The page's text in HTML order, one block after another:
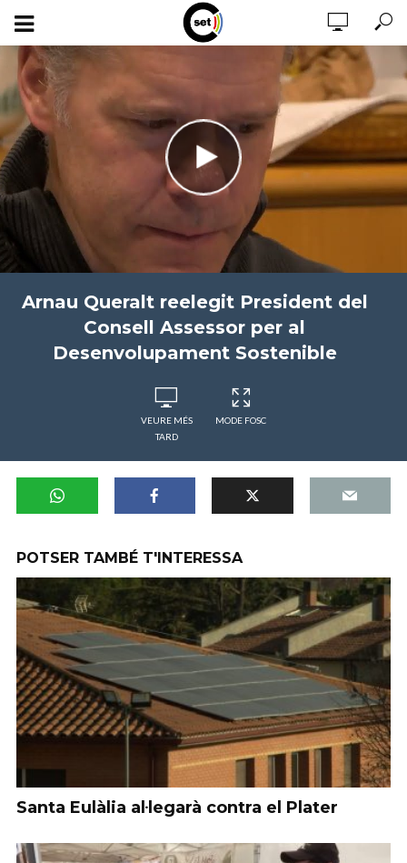
Arnau Queralt reelegit President del
Consell Assessor per al
Desenvolupament Sostenible
VEURE MÉS
TARD
MODE FOSC
POTSER TAMBÉ T'INTERESSA
Santa Eulàlia al·legarà contra el Plater